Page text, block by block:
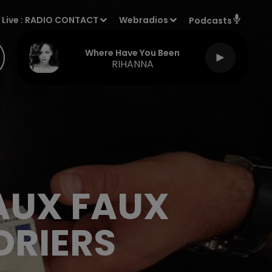
Live : RADIO CONTACT Webradios Podcasts
Where Have You Been
RIHANNA
FAUX